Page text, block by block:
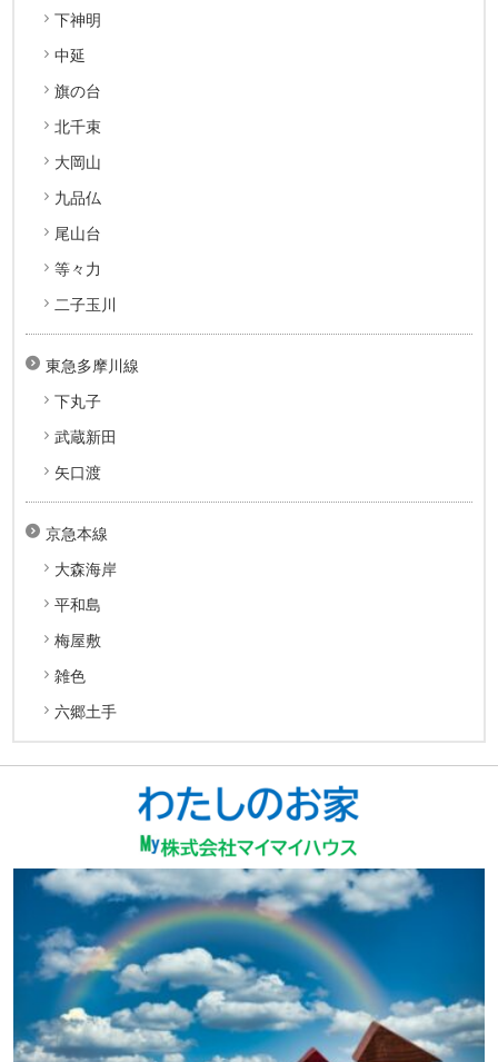
下神明
中延
旗の台
北千束
大岡山
九品仏
尾山台
等々力
二子玉川
東急多摩川線
下丸子
武蔵新田
矢口渡
京急本線
大森海岸
平和島
梅屋敷
雑色
六郷土手